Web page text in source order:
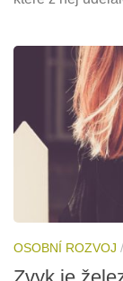
OSOBNÍ ROZVOJ /